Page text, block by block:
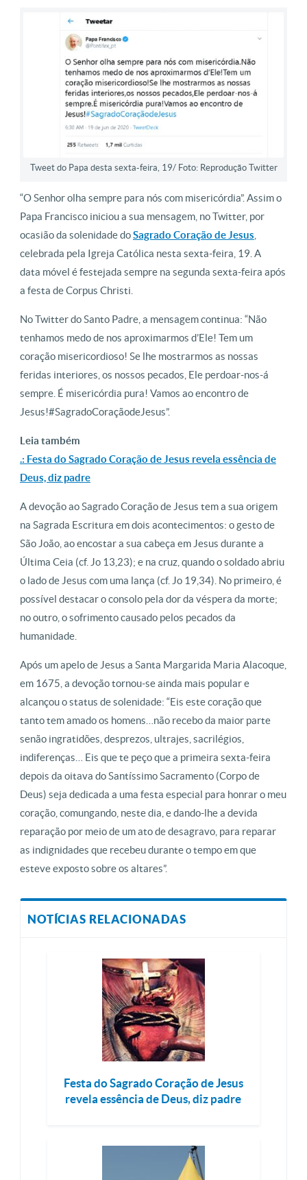
Tweet do Papa desta sexta-feira, 19/ Foto: Reprodução Twitter
“O Senhor olha sempre para nós com misericórdia”. Assim o
Papa Francisco iniciou a sua mensagem, no Twitter, por
ocasião da solenidade doSagrado Coração de Jesus
celebrada pela Igreja Católica nesta sexta-feira, 19. A
data móvel é festejada sempre na segunda sexta-feira após
a festa de Corpus Christi.
No Twitter do Santo Padre, a mensagem continua: “Não
tenhamos medo de nos aproximarmos d’Ele! Tem um
coração misericordioso! Se lhe mostrarmos as nossas
feridas interiores, os nossos pecados, Ele perdoar-nos-á
sempre. É misericórdia pura! Vamos ao encontro de
Jesus!#SagradoCoraçãodeJesus”.
Leia também
.: Festa do Sagrado Coração de Jesus revela essência de
Deus, diz padre
A devoção ao Sagrado Coração de Jesus tem a sua origem
na Sagrada Escritura em dois acontecimentos: o gesto de
São João, ao encostar a sua cabeça em Jesus durante a
Última Ceia (cf. Jo 13,23); e na cruz, quando o soldado abriu
o lado de Jesus com uma lança (cf. Jo 19,34). No primeiro, é
possível destacar o consolo pela dor da véspera da morte;
no outro, o sofrimento causado pelos pecados da
humanidade.
Após um apelo de Jesus a Santa Margarida Maria Alacoque,
em 1675, a devoção tornou-se ainda mais popular e
alcançou o status de solenidade: “Eis este coração que
tanto tem amado os homens…não recebo da maior parte
senão ingratidões, desprezos, ultrajes, sacrilégios,
indiferenças… Eis que te peço que a primeira sexta-feira
depois da oitava do Santíssimo Sacramento (Corpo de
Deus) seja dedicada a uma festa especial para honrar o meu
coração, comungando, neste dia, e dando-lhe a devida
reparação por meio de um ato de desagravo, para reparar
as indignidades que recebeu durante o tempo em que
esteve exposto sobre os altares”.
NOTÍCIAS RELACIONADAS
Festa do Sagrado Coração de Jesus
revela essência de Deus, diz padre